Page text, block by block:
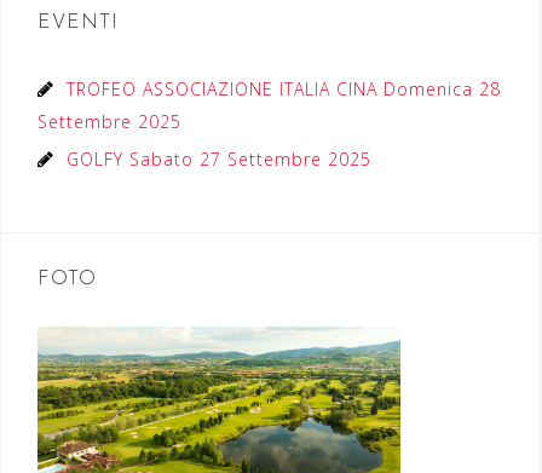
EVENTI
TROFEO ASSOCIAZIONE ITALIA CINA Domenica 28
Settembre 2025
GOLFY Sabato 27 Settembre 2025
FOTO